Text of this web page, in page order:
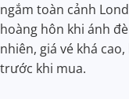
ngắm toàn cảnh
hoàng hôn khi ánh
nhiên, giá vé khá
trước khi mua.